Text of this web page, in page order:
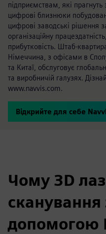
підприємствам, які прагнуть
цифрові близнюки
цифрові заводські рішення
організаційну
прибутковість. Штаб-
Німеччина, з офісами в
та Китаї, обслуговує
та виробничій галузях.
www.navvis.com.
Відкрийте для себе
Чому 3D
сканування
допомогою